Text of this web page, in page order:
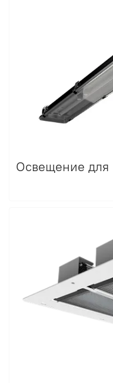
Освещение для